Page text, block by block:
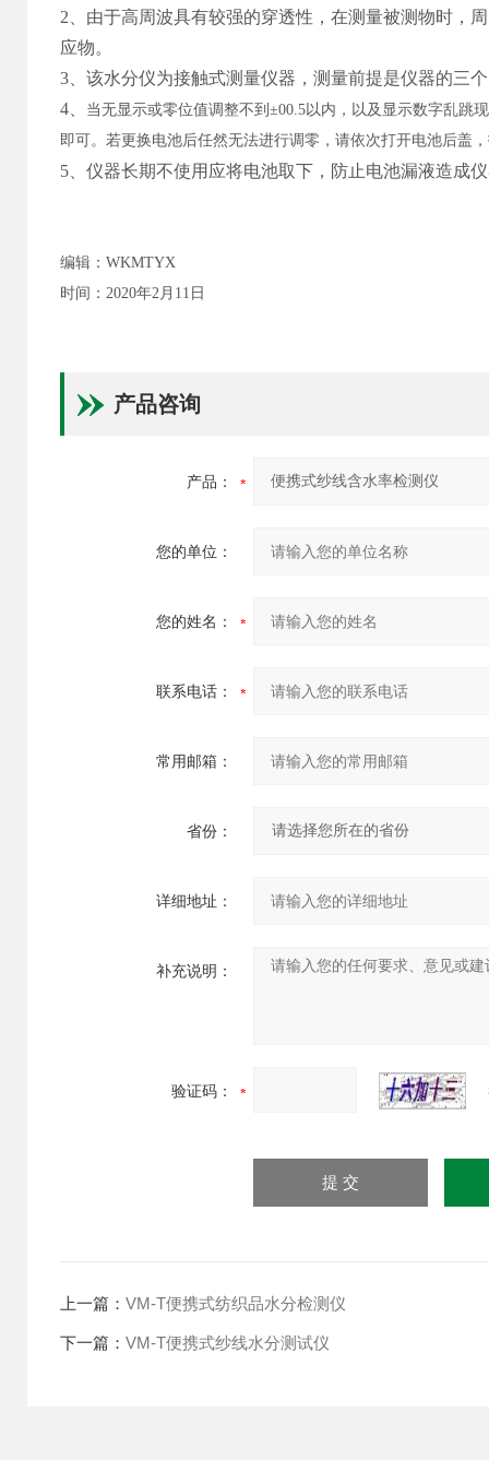
2、 由于高周波具有较强的穿透性，在测量被测物时，
应物。
3、 该水分仪为接触式测量仪器，测量前提是仪器的三
4、
当无显示或零位值调整不到±00.5以内，以及显示数字乱跳
即可。若更换电池后任然无法进行调零，请依次打开电池后盖
5、仪器长期不使用应将电池取下，防止电池漏液造成
编辑：WKMTYX
时间：2020年2月11日
产品咨询
产品：
您的单位：
您的姓名：
联系电话：
常用邮箱：
省份：
详细地址：
补充说明：
验证码：
上一篇： VM-T便携式纺织品水分检测仪
下一篇： VM-T便携式纱线水分测试仪